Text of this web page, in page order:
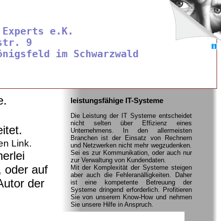
e.K.
9
leistungsfähige IT-Systeme
Die Leistung der IT Systeme entscheidet
nicht selten über Effizienz eines
Unternehmens. In den allermeisten
Branchen ist der Einsatz von Rechnern
und Netzwerken nicht mehr wegzudenken.
Sei es zur Kommunikation, oder auch nur
zur Verwaltung von Kundendaten.
Mit der Komplexität der Systeme steigen
aber auch die Fehleranälligkeiten. Daher
ist eine kompetente Betreuung der
Systeme dringend erforderlich. Profitieren
Sie von unserem Know-How und nehmen
Sie unsere Hilfe in Anspruch.
Link.
oder auf
der